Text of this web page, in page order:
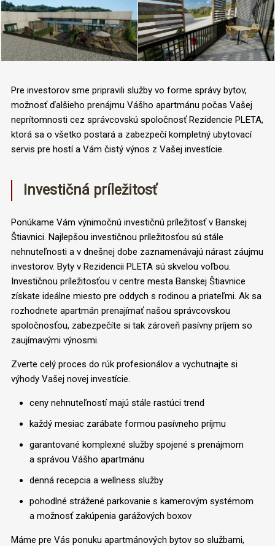
Pre investorov sme pripravili služby vo forme správy bytov,
možnosť ďalšieho prenájmu Vášho apartmánu počas Vašej
neprítomnosti cez správcovskú spoločnosť Rezidencie PLETA,
ktorá sa o všetko postará a zabezpečí kompletný ubytovací
servis pre hostí a Vám čistý výnos z Vašej investície.
Investičná príležitosť
Ponúkame Vám výnimočnú investičnú príležitosť v Banskej
Štiavnici. Najlepšou investičnou príležitosťou sú stále
nehnuteľnosti a v dnešnej dobe zaznamenávajú nárast záujmu
investorov. Byty v Rezidencii PLETA sú skvelou voľbou.
Investičnou príležitosťou v centre mesta Banskej Štiavnice
získate ideálne miesto pre oddych s rodinou a priateľmi. Ak sa
rozhodnete apartmán prenajímať našou správcovskou
spoločnosťou, zabezpečíte si tak zároveň pasívny príjem so
zaujímavými výnosmi.
Zverte celý proces do rúk profesionálov a vychutnajte si
výhody Vašej novej investície.
ceny nehnuteľností majú stále rastúci trend
každý mesiac zarábate formou pasívneho príjmu
garantované komplexné služby spojené s prenájmom
a správou Vášho apartmánu
denná recepcia a wellness služby
pohodlné strážené parkovanie s kamerovým systémom
a možnosť zakúpenia garážových boxov
Máme pre Vás ponuku apartmánových bytov so službami,